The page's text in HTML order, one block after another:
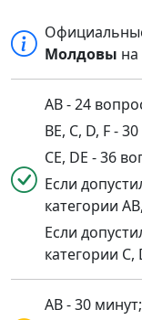
Молдовы
AB - 24
BE, C, D, F -
CE, DE - 36
Если
категории
Если
категории C,
AB - 30 минут;